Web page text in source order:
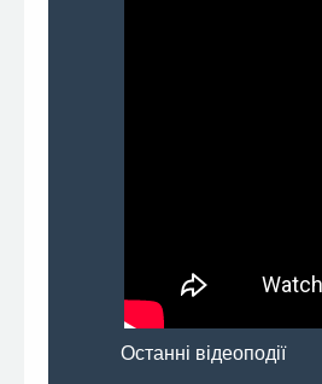
Останні відеоподії